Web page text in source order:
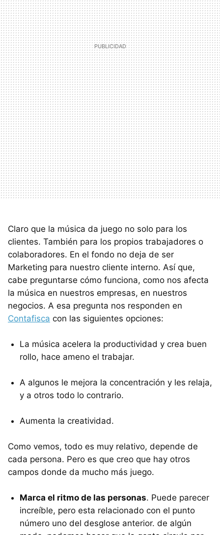
Claro que la música da juego no solo para los
clientes. También para los propios trabajadores o
colaboradores. En el fondo no deja de ser
Marketing para nuestro cliente interno. Así que,
cabe preguntarse cómo funciona, como nos afecta
la música en nuestros empresas, en nuestros
negocios. A esa pregunta nos responden en
Contafisca con las siguientes opciones:
La música acelera la productividad y crea buen
rollo, hace ameno el trabajar.
A algunos le mejora la concentración y les relaja,
y a otros todo lo contrario.
Aumenta la creatividad.
Como vemos, todo es muy relativo, depende de
cada persona. Pero es que creo que hay otros
campos donde da mucho más juego.
Marca el ritmo de las personas. Puede parecer
increíble, pero esta relacionado con el punto
número uno del desglose anterior. de algún